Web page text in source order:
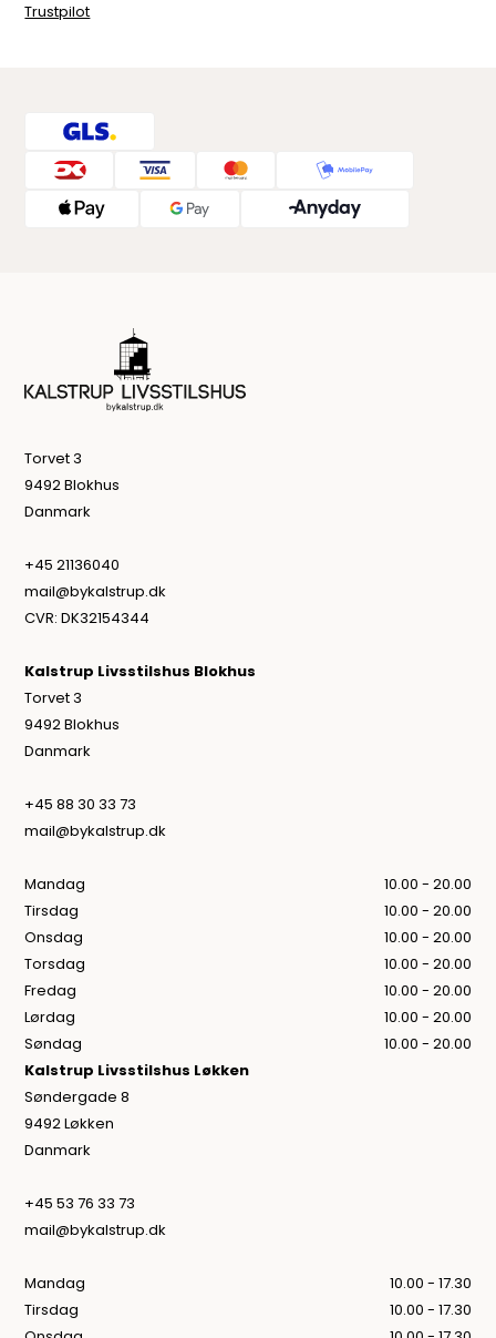
Trustpilot
Torvet 3
9492 Blokhus
Danmark
+45 21136040
mail@bykalstrup.dk
CVR: DK32154344
Kalstrup Livsstilshus Blokhus
Torvet 3
9492 Blokhus
Danmark
+45 88 30 33 73
mail@bykalstrup.dk
Mandag
10.00 - 20.00
Tirsdag
10.00 - 20.00
Onsdag
10.00 - 20.00
Torsdag
10.00 - 20.00
Fredag
10.00 - 20.00
Lørdag
10.00 - 20.00
Søndag
10.00 - 20.00
Kalstrup Livsstilshus Løkken
Søndergade 8
9492 Løkken
Danmark
+45 53 76 33 73
mail@bykalstrup.dk
Mandag
10.00 - 17.30
Tirsdag
10.00 - 17.30